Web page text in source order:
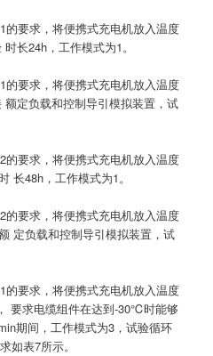
的要求，将便携式充电机放入温度
长24h，工作模式为1。
的要求，将便携式充电机放入温度
定负载和控制导引模拟装置，试
的要求，将便携式充电机放入温度
48h，工作模式为1。
的要求，将便携式充电机放入温度
定负载和控制导引模拟装置，试
的要求，将便携式充电机放入温度
要求电缆组件在达到-30℃时能够
期间，工作模式为3，试验循环
如表7所示。